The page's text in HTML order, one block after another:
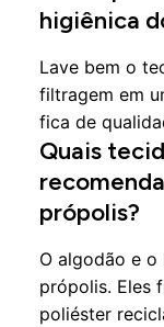
higiênica
Lave bem o
filtragem em
fica de
Quais
própolis?
O algodão e
própolis. Eles
poliéster